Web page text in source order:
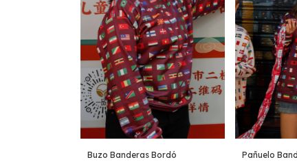
Buzo Banderas Bordó Pañuelo